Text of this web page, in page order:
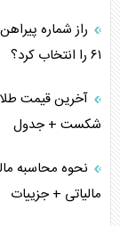
راز شماره
۶۱ را انتخاب کرد؟
شکست + جدول
نحوه محاسبه
مالیاتی + جزییات